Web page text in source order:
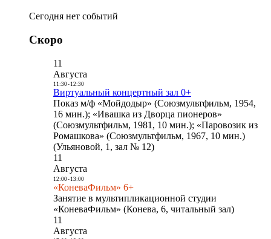
Сегодня нет событий
Скоро
11
Августа
11:30- 12:30
Виртуальный концертный зал 0+
Показ м/ф «Мойдодыр» (Союзмультфильм, 1954,
16 мин.); «Ивашка из Дворца пионеров»
(Союзмультфильм, 1981, 10 мин.); «Паровозик из
Ромашкова» (Союзмультфильм, 1967, 10 мин.)
(Ульяновой, 1, зал № 12)
11
Августа
12:00- 13:00
«КоневаФильм» 6+
Занятие в мультипликационной студии
«КоневаФильм» (Конева, 6, читальный зал)
11
Августа